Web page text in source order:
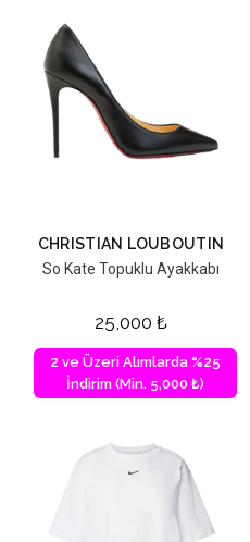
CHRISTIAN LOUBOUTIN
So Kate Topuklu Ayakkabı
25,000 ₺
2 ve Üzeri Alımlarda %25
İndirim (Min. 5,000 ₺)